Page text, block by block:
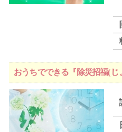
おうちでできる『除災招福(